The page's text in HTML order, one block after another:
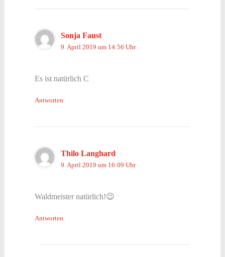
Sonja Faust
9. April 2019 um 14:56 Uhr
Es ist natürlich C
Antworten
Thilo Langhard
9. April 2019 um 16:09 Uhr
Waldmeister natürlich!😉
Antworten